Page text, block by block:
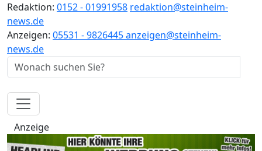
Redaktion: 0152 - 01991958 redaktion@steinheim-
news.de
Anzeigen: 05531 - 9826445anzeigen@steinheim-
news.de
Anzeige